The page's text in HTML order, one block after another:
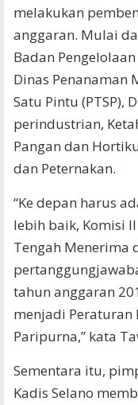
melakukan
anggaran. Mulai
Badan
Dinas Penanaman
Satu Pintu (PTSP),
perindustrian,
Pangan dan
dan Peternakan.
“Ke depan harus
lebih baik, Komisi
Tengah Menerima
tahun anggaran
menjadi Peraturan
Paripurna,” kata
Sementara itu,
Kadis Selano